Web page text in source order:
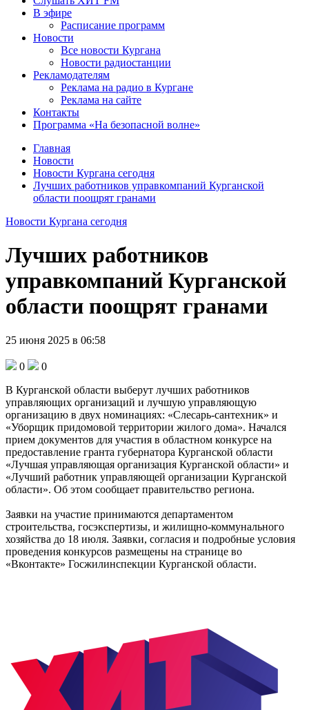
В эфире
Расписание программ
Новости
Все новости Кургана
Новости радиостанции
Рекламодателям
Реклама на радио в Кургане
Реклама на сайте
Контакты
Программа «На безопасной волне»
Главная
Новости
Новости Кургана сегодня
Лучших работников управкомпаний Курганской
области поощрят гранами
Новости Кургана сегодня
Лучших работников
управкомпаний Курганской
области поощрят гранами
25 июня 2025 в 06:58
0
0
В Курганской области выберут лучших работников
управляющих организаций и лучшую управляющую
организацию в двух номинациях: «Слесарь-сантехник» и
«Уборщик придомовой территории жилого дома». Начался
прием документов для участия в областном конкурсе на
предоставление гранта губернатора Курганской области
«Лучшая управляющая организация Курганской области» и
«Лучший работник управляющей организации Курганской
области». Об этом сообщает правительство региона.
Заявки на участие принимаются департаментом
строительства, госэкспертизы, и жилищно-коммунального
хозяйства до 18 июля. Заявки, согласия и подробные условия
проведения конкурсов размещены на странице во
«Вконтакте» Госжилинспекции Курганской области.